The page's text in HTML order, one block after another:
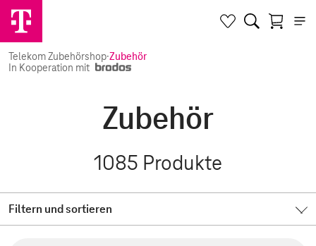
Telekom Zubehörshop·Zubehör
In Kooperation mit
Zubehör
1085 Produkte
Filtern und sortieren